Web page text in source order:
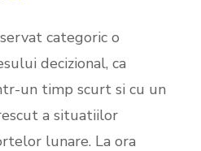
categoric o
decizional, ca
un timp scurt si cu un
a situatiilor
lunare. La ora